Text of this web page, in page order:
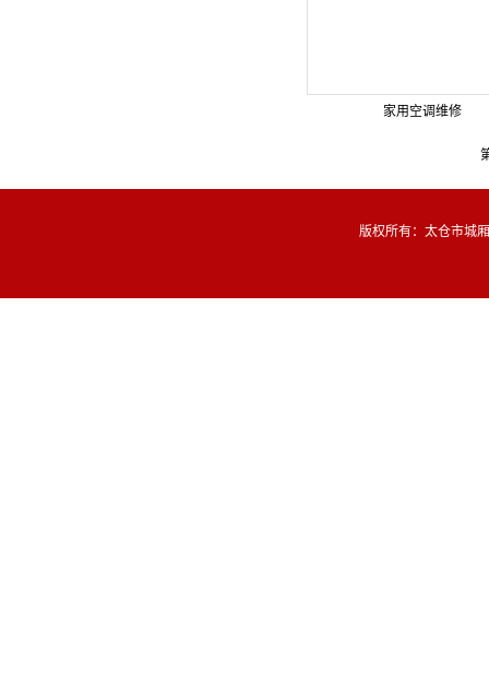
家用空调维修
版权所有：太仓市城